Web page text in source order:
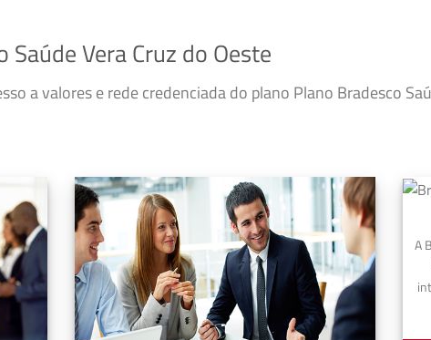
Vera Cruz do Oeste
a valores e rede credenciada do plano Plano Bradesco
A